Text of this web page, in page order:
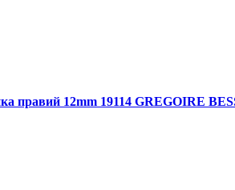
правий 12mm 19114 GREGOIRE